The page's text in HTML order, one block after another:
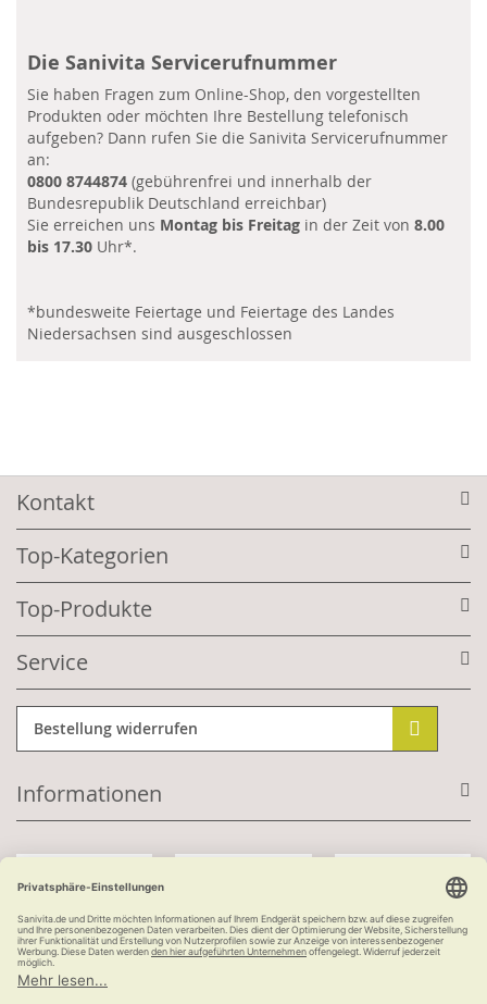
Die Sanivita Servicerufnummer
Sie haben Fragen zum Online-Shop, den vorgestellten
Produkten oder möchten Ihre Bestellung telefonisch
aufgeben? Dann rufen Sie die Sanivita Servicerufnummer
an:
0800 8744874 (gebührenfrei und innerhalb der
Bundesrepublik Deutschland erreichbar)
Sie erreichen uns Montag bis Freitag in der Zeit von 8.00
bis 17.30 Uhr*.
*bundesweite Feiertage und Feiertage des Landes
Niedersachsen sind ausgeschlossen
Kontakt
Top-Kategorien
Top-Produkte
Service
Bestellung widerrufen
Informationen
Kauf auf Rechnung